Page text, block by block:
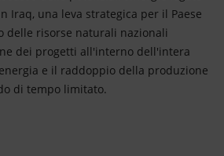
Iraq, una leva strategica per il Paese
delle risorse naturali nazionali
dei progetti all'interno dell'intera
e il raddoppio della produzione
di tempo limitato.